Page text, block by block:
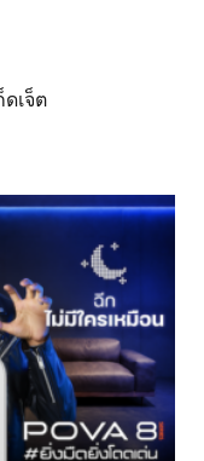
เจ็ต